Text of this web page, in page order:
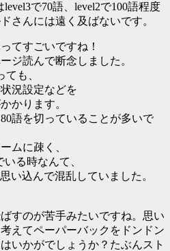
で70語、level2で100語程度
さんには遠く及ばないです。
てすごいですね！
ジ読んで断念しました。
も、
況設定などを
かります。
語を切っていることが多いで
ムに疎く、
る時なんて、
い込んで混乱していました。
すのが苦手みたいですね。思い
えてペーパーバックをドンドン
いかがでしょうか？たぶんスト